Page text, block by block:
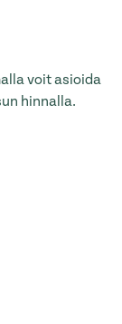
voit asioida
hinnalla.